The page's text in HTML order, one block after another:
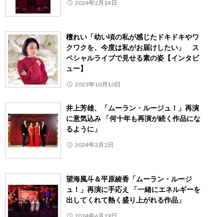
2024年2月14日
檀れい「幼い頃の私が感じたドキドキやワ
クワクを、今度は私がお届けしたい」 ス
ペシャルライブで見せる素の姿【インタビ
ュー】
2023年10月10日
井上芳雄、「ムーラン・ルージュ！」再演
に意気込み 「何十年も再演が続く作品にな
るように」
2024年2月2日
望海風斗＆平原綾香「ムーラン・ルージ
ュ！」再演に手応え 「一緒にエネルギーを
出してくれて熱く盛り上がれる作品」